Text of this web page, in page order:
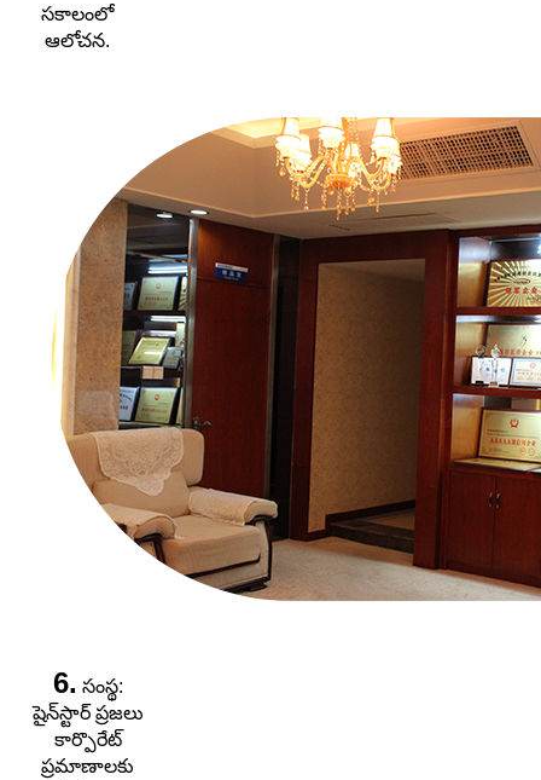
సకాలంలో
ఆలోచన.
6. సంస్థ:
షైన్‌స్టార్ ప్రజలు
కార్పొరేట్
ప్రమాణాలకు